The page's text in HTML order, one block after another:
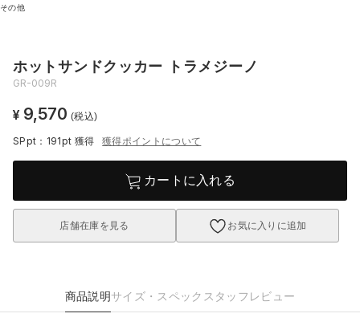
その他
ホットサンドクッカー トラメジーノ
GR-009R
¥ 9,570 (税込)
SPpt：191pt 獲得 獲得ポイントについて
カートに入れる
店舗在庫を見る お気に入りに追加
商品説明サイズ・スペック スタッフレビュー